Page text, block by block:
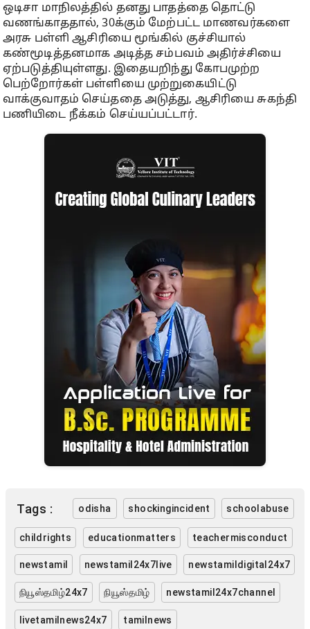
ஒடிசா மாநிலத்தில் தனது பாதத்தை தொட்டு
வணங்காததால், 30க்கும் மேற்பட்ட மாணவர்களை
அரசு பள்ளி ஆசிரியை மூங்கில் குச்சியால்
கண்மூடித்தனமாக அடித்த சம்பவம் அதிர்ச்சியை
ஏற்படுத்தியுள்ளது. இதையறிந்து கோபமுற்ற
பெற்றோர்கள் பள்ளியை முற்றுகையிட்டு
வாக்குவாதம் செய்ததை அடுத்து, ஆசிரியை சுகந்தி
பணியிடை நீக்கம் செய்யப்பட்டார்.
Tags : odisha shockingincident schoolabuse
childrights educationmatters teachermisconduct
newstamil newstamil24x7live newstamildigital24x7
நியூஸ்தமிழ்24x7 நியூஸ்தமிழ் newstamil24x7channel
livetamilnews24x7 tamilnews